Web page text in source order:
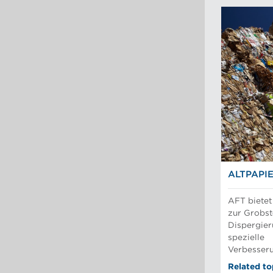
AFT bietet
zur
spezielle
Related